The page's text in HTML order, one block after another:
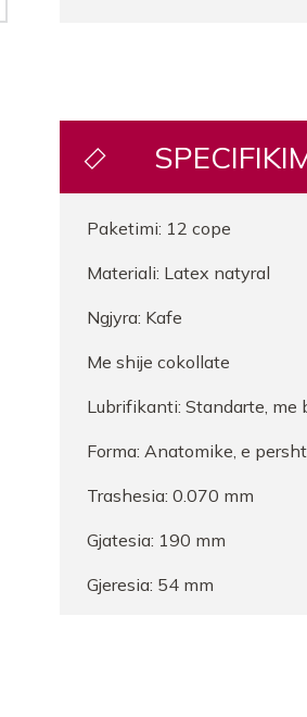
Paketimi: 12 cope
Materiali: Latex natyral
Ngjyra: Kafe
Me shije cokollate
Lubrifikanti: Standarte, me
Forma: Anatomike, e
Trashesia: 0.070 mm
Gjatesia: 190 mm
Gjeresia: 54 mm